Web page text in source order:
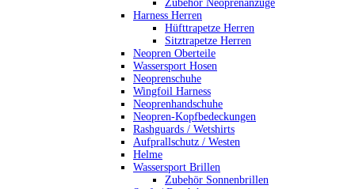
Zubehör Neoprenanzüge
Harness Herren
Hüfttrapetze Herren
Sitztrapetze Herren
Neopren Oberteile
Wassersport Hosen
Neoprenschuhe
Wingfoil Harness
Neoprenhandschuhe
Neopren-Kopfbedeckungen
Rashguards / Wetshirts
Aufprallschutz / Westen
Helme
Wassersport Brillen
Zubehör Sonnenbrillen